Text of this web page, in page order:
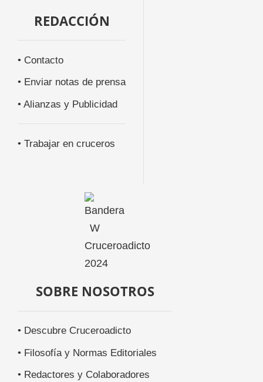
REDACCIÓN
• Contacto
• Enviar notas de prensa
• Alianzas y Publicidad
• Trabajar en cruceros
SOBRE NOSOTROS
• Descubre Cruceroadicto
• Filosofía y Normas Editoriales
• Redactores y Colaboradores